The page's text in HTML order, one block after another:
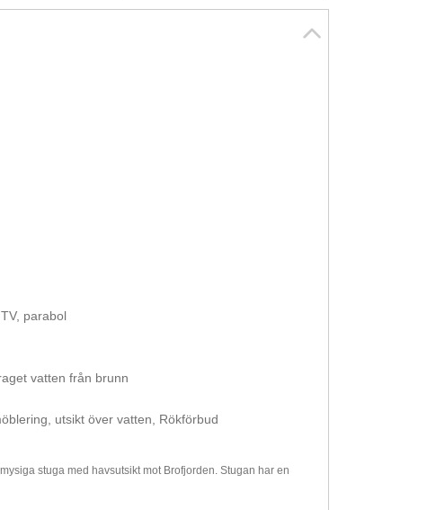
parabol
vatten från brunn
utsikt över vatten, Rökförbud
stuga med havsutsikt mot Brofjorden. Stugan har en